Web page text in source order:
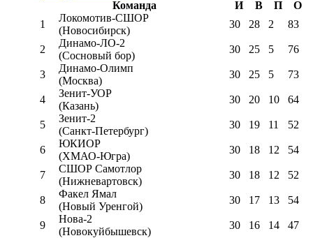
Команда
И В П
О
1
Локомотив-CШОР
(Новосибирск)
30 28 2 83
2
Динамо-ЛО-2
(Сосновый бор)
30 25 5 76
3
Динамо-Олимп
(Москва)
30 25 5 73
4
Зенит-УОР
(Казань)
30 20 10 64
5
Зенит-2
(Санкт-Петербург)
30 19 11 52
6
ЮКИОР
(ХМАО-Югра)
30 18 12 54
7
СШОР Самотлор
(Нижневартовск)
30 18 12 52
8
Факел Ямал
(Новый Уренгой)
30 17 13 54
9
Нова-2
(Новокуйбышевск)
30 16 14 47